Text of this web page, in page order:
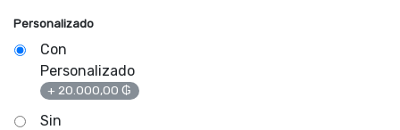
Personalizado
Con
Personalizado
+20.000,00 ₲
Sin